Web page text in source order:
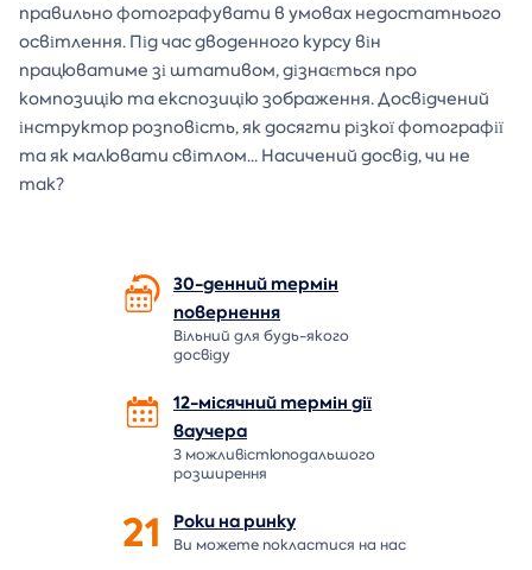
правильно фотографувати в умовах недостатнього
освітлення. Під час дводенного курсу він
працюватиме зі штативом, дізнається про
композицію та експозицію зображення. Досвідчений
інструктор розповість, як досягти різкої фотографії
та як малювати світлом... Насичений досвід, чи не
так?
30-денний термін
повернення
Вільний для будь-якого
досвіду
12-місячний термін дії
ваучера
З можливістюподальшого
розширення
21 Роки наринку
Ви можете покластися на нас